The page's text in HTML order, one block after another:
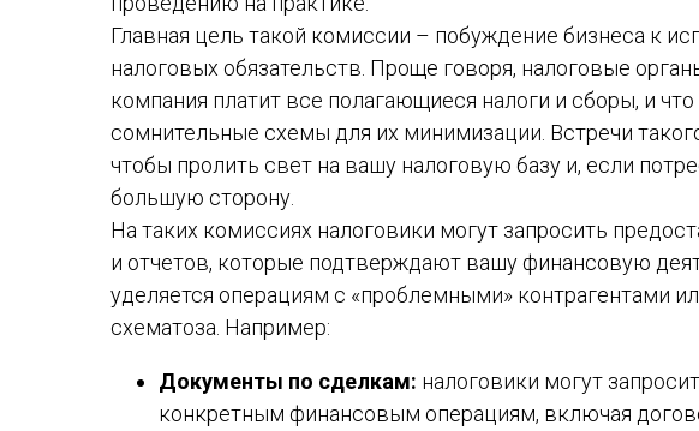
Главная цель такой комиссии – побуждение бизнеса к
налоговых обязательств. Проще говоря, налоговые
компания платит все полагающиеся налоги и сборы, и
сомнительные схемы для их минимизации. Встречи
чтобы пролить свет на вашу налоговую базу и, если
большую сторону.
На таких комиссиях налоговики могут запросить
и отчетов, которые подтверждают вашу финансовую
уделяется операциям с «проблемными» контрагентами
схематоза. Например:
Документы по сделкам: налоговики могут
конкретным финансовым операциям, включая